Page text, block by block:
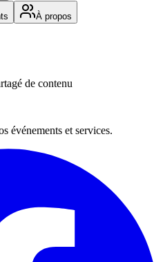
À propos
de contenu
événements et services.